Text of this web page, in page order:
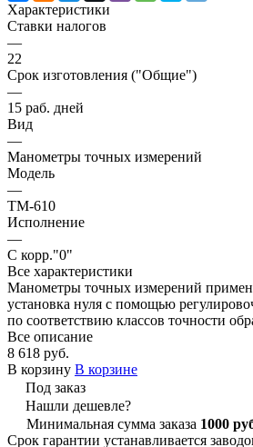
Характеристики
Ставки налогов
—
22
Срок изготовления ("Общие")
—
15 раб. дней
Вид
—
Манометры точных измерений
Модель
—
ТМ-610
Исполнение
—
С корр."0"
Все характеристики
Манометры точных измерений
установка нуля с помощью
по соответствию классов точности
Все описание
8 618 руб.
В корзину В корзине
Под заказ
Нашли дешевле?
Минимальная сумма заказа 1000
Срок гарантии устанавливается